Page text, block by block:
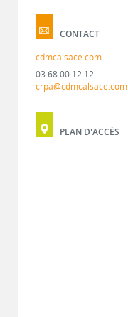
CONTACT
cdmcalsace.com
03 68 00 12 12
crpa@cdmcalsace.com
PLAN D'ACCÈS